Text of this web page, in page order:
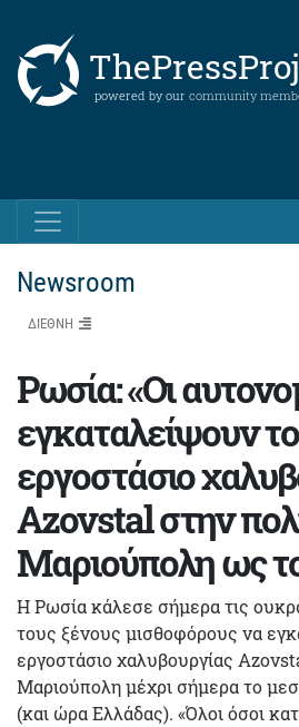
powered by our community
Newsroom
ΔΙΕΘΝΗ
Ρωσία: «Οι
εγκαταλείψουν το
εργοστάσιο
Azovstal στην
Μαριούπολη ως
Η Ρωσία κάλεσε σήμερα τις
τους ξένους μισθοφόρους να
εργοστάσιο χαλυβουργίας
Μαριούπολη μέχρι σήμερα το
(και ώρα Ελλάδας). «Όλοι όσοι